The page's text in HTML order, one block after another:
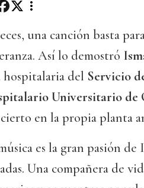
una canción basta
Así lo demostró
hospitalaria del Servicio
Universitario de
en la propia planta
es la gran pasión de
Una compañera de